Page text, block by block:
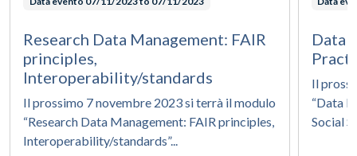
Research Data Management: FAIR
principles,
Interoperability/standards
Il prossimo 7 novembre 2023 si terrà il modulo
“Research Data Management: FAIR principles,
Interoperability/standards”...
Data
Il
“Data
Social